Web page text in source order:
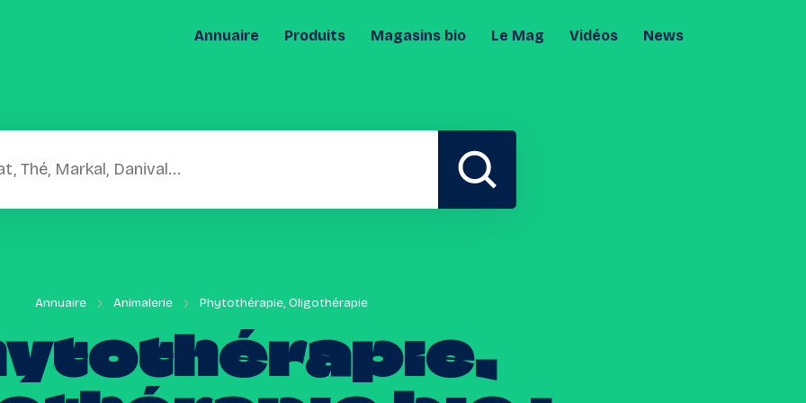
Annuaire Produits Magasins bio Le Mag Vidéos News
Annuaire Animalerie Phytothérapie, Oligothérapie